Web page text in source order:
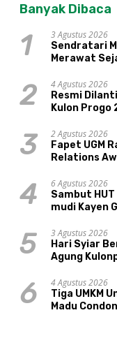
Banyak Dibaca
1
3 Agustus 2026
Sendratari
Merawat
Pariwisata,
2
4 Agustus 2026
Resmi
Kulon
Sungai Progo
3
2 Agustus 2026
Fapet UGM
Relations
4
6 Agustus 2026
Sambut
mudi Kayen
5
3 Agustus 2026
Hari Syiar
Agung
Sakinah
6
4 Agustus 2026
Tiga UMKM
Madu